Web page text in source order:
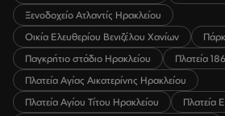
Ξενοδοχείο Ατλαντίς Ηρακλείου
Οικία Ελευθερίου Βενιζέλου Χανίων
Παγκρήτιο στάδιο Ηρακλείου
Πλατεία
Πλατεία Αγίας Αικατερίνης Ηρακλείου
Πλατεία Αγίου Τίτου Ηρακλείου
Πλατεία